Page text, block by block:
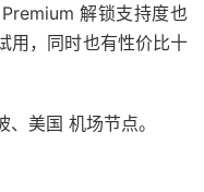
解锁支持度也
用，同时也有性价比十
美国 机场节点。